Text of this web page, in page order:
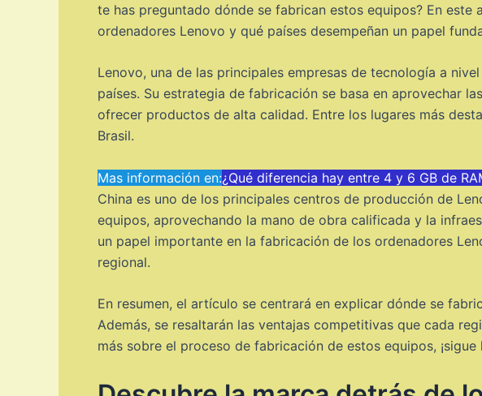
te has preguntado dónde se fabrican estos equipos? En
ordenadores Lenovo y qué países desempeñan un papel
Lenovo, una de las principales empresas de tecnología a
países. Su estrategia de fabricación se basa en aprovechar
ofrecer productos de alta calidad. Entre los lugares más
Brasil.
Mas información en:¿Qué diferencia hay entre 4 y 6 GB de
China es uno de los principales centros de producción de
equipos, aprovechando la mano de obra calificada y la
un papel importante en la fabricación de los ordenadores
regional.
En resumen, el artículo se centrará en explicar dónde se
Además, se resaltarán las ventajas competitivas que cada
más sobre el proceso de fabricación de estos equipos, ¡sigue